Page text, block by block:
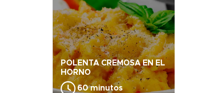
POLENTA CREMOSA EN EL
HORNO
60 minutos